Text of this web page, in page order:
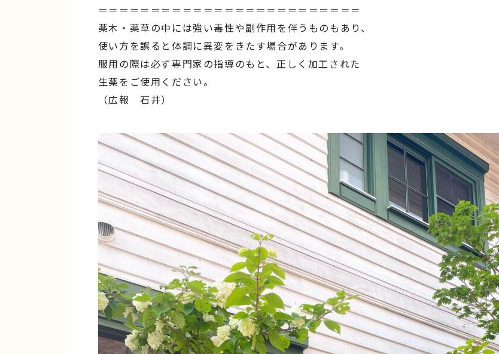
＝＝＝＝＝＝＝＝＝＝＝＝＝＝＝＝＝＝＝＝＝＝＝＝＝
薬木・薬草の中には強い毒性や副作用を伴うものもあり、
使い方を誤ると体調に異変をきたす場合があります。
服用の際は必ず専門家の指導のもと、正しく加工された
生薬をご使用ください。
（広報 石井）